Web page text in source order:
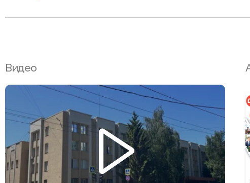
Видео